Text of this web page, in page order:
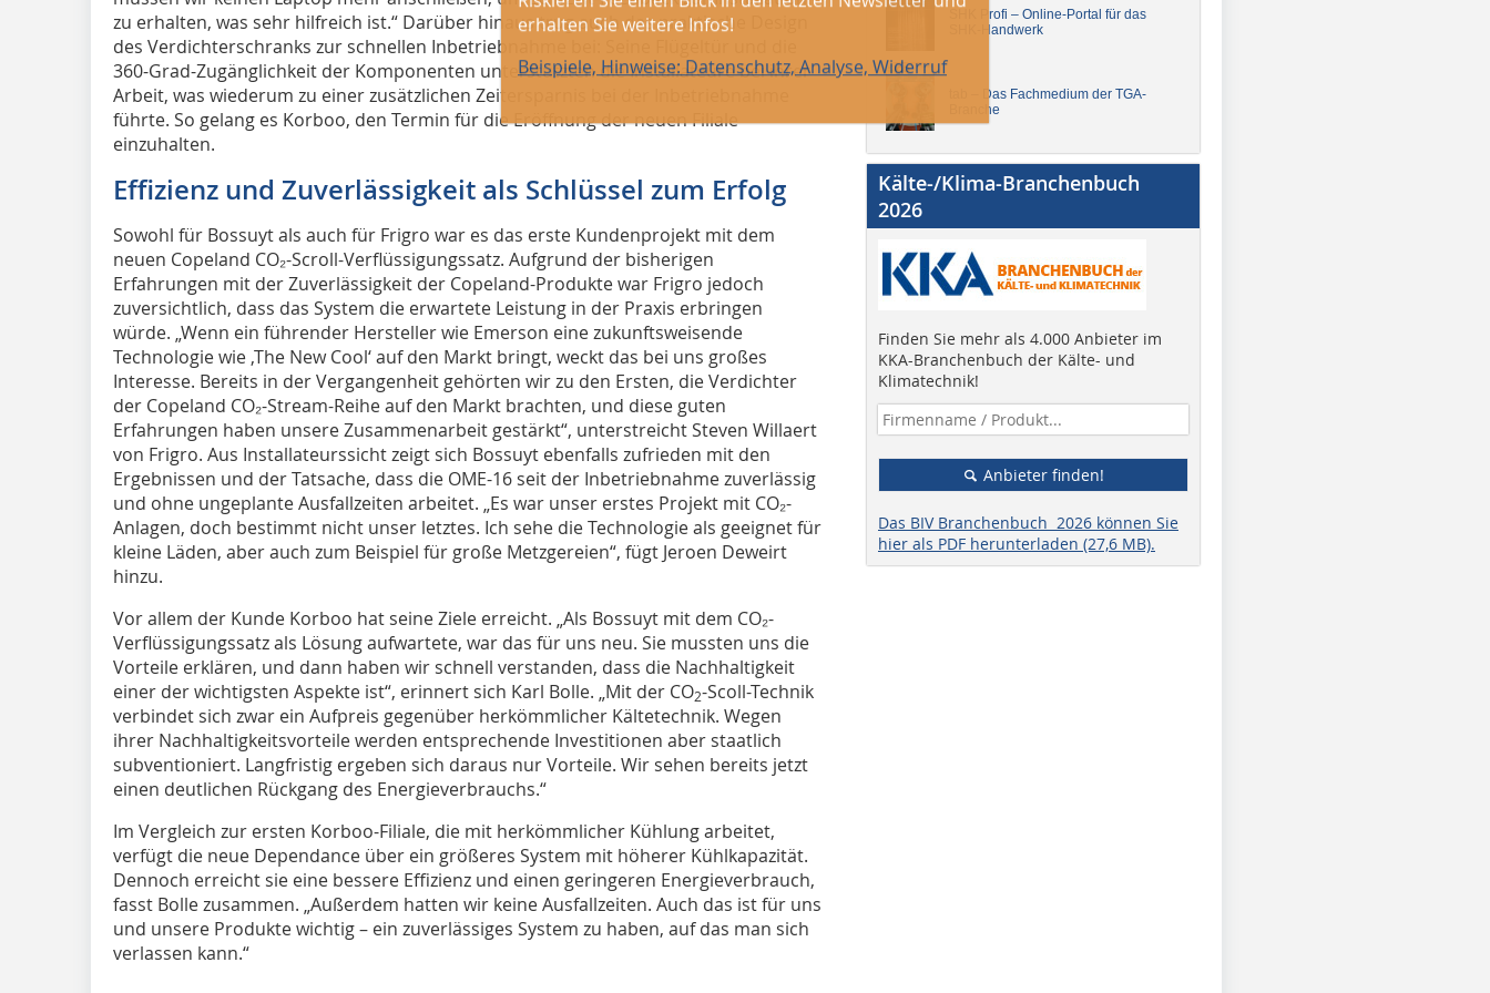
zu erhalten, was sehr hilfreich ist.“ Darüber hinaus trug auch das praktische Design
des Verdichterschranks zur schnellen Inbetriebnahme bei: Seine Flügeltür und die
360-Grad-Zugänglichkeit der Komponenten unterstützten die Installateure bei ihrer
Arbeit, was wiederum zu einer zusätzlichen Zeitersparnis bei der Inbetriebnahme
führte. So gelang es Korboo, den Termin für die Eröffnung der neuen Filiale
einzuhalten.
Effizienz und Zuverlässigkeit als Schlüssel zum Erfolg
Sowohl für Bossuyt als auch für Frigro war es das erste Kundenprojekt mit dem
neuen Copeland CO₂-Scroll-Verflüssigungssatz. Aufgrund der bisherigen
Erfahrungen mit der Zuverlässigkeit der Copeland-Produkte war Frigro jedoch
zuversichtlich, dass das System die erwartete Leistung in der Praxis erbringen
würde. „Wenn ein führender Hersteller wie Emerson eine zukunftsweisende
Technologie wie ‚The New Cool‘ auf den Markt bringt, weckt das bei uns großes
Interesse. Bereits in der Vergangenheit gehörten wir zu den Ersten, die Verdichter
der Copeland CO₂-Stream-Reihe auf den Markt brachten, und diese guten
Erfahrungen haben unsere Zusammenarbeit gestärkt“, unterstreicht Steven Willaert
von Frigro. Aus Installateurssicht zeigt sich Bossuyt ebenfalls zufrieden mit den
Ergebnissen und der Tatsache, dass die OME-16 seit der Inbetriebnahme zuverlässig
und ohne ungeplante Ausfallzeiten arbeitet. „Es war unser erstes Projekt mit CO₂-
Anlagen, doch bestimmt nicht unser letztes. Ich sehe die Technologie als geeignet für
kleine Läden, aber auch zum Beispiel für große Metzgereien“, fügt Jeroen Deweirt
hinzu.
Vor allem der Kunde Korboo hat seine Ziele erreicht. „Als Bossuyt mit dem CO₂-
Verflüssigungssatz als Lösung aufwartete, war das für uns neu. Sie mussten uns die
Vorteile erklären, und dann haben wir schnell verstanden, dass die Nachhaltigkeit
einer der wichtigsten Aspekte ist“, erinnert sich Karl Bolle. „Mit der CO2-Scoll-Technik
verbindet sich zwar ein Aufpreis gegenüber herkömmlicher Kältetechnik. Wegen
ihrer Nachhaltigkeitsvorteile werden entsprechende Investitionen aber staatlich
subventioniert. Langfristig ergeben sich daraus nur Vorteile. Wir sehen bereits jetzt
einen deutlichen Rückgang des Energieverbrauchs.“
Im Vergleich zur ersten Korboo-Filiale, die mit herkömmlicher Kühlung arbeitet,
verfügt die neue Dependance über ein größeres System mit höherer Kühlkapazität.
Dennoch erreicht sie eine bessere Effizienz und einen geringeren Energieverbrauch,
fasst Bolle zusammen. „Außerdem hatten wir keine Ausfallzeiten. Auch das ist für uns
und unsere Produkte wichtig – ein zuverlässiges System zu haben, auf das man sich
verlassen kann.“
SHK Profi – Online-Portal für das
SHK-Handwerk
tab – Das Fachmedium der TGA-
Branche
Kälte-/Klima-Branchenbuch
2026
Finden Sie mehr als 4.000 Anbieter im
KKA-Branchenbuch der Kälte- und
Klimatechnik!
Anbieter finden!
Das BIV Branchenbuch 2026 können Sie
hier als PDF herunterladen (27,6 MB).